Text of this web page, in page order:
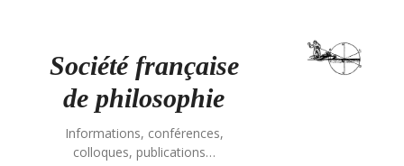
Société française
de philosophie
Informations, conférences,
colloques, publications…